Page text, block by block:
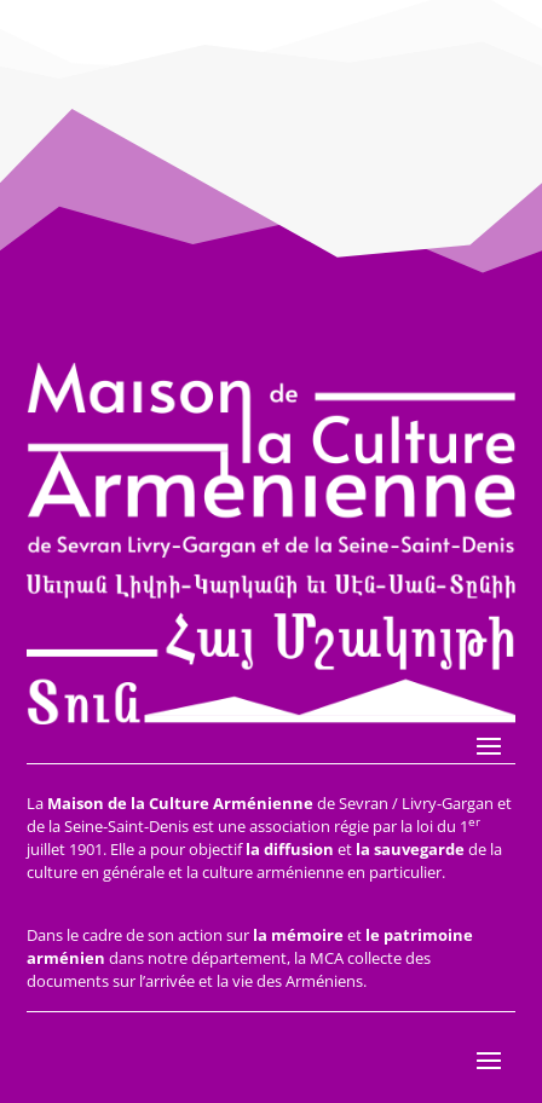
La Maison de la Culture Arméniennede Sevran / Livry-Gargan et
de la Seine-Saint-Denis est une association régie par la loi du 1er
juillet 1901. Elle a pour objectifla diffusion et la sauvegardede la
culture en générale et la culture arménienne en particulier.
Dans le cadre de son action sur la mémoireet le patrimoine
arménien dans notre département, la MCA collecte des
documents sur l’arrivée et la vie des Arméniens.